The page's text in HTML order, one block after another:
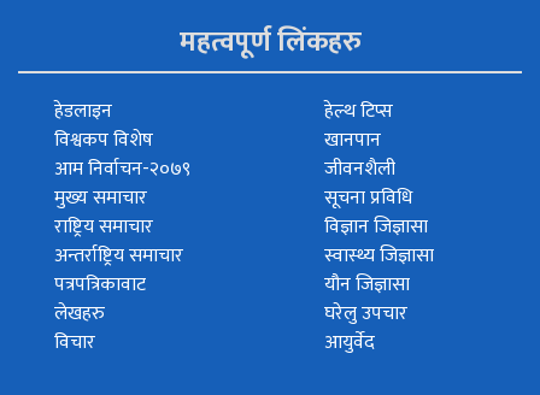
महत्वपूर्ण लिंकहरु
हेडलाइन
विश्वकप विशेष
आम निर्वाचन-२०७९
मुख्य समाचार
राष्ट्रिय समाचार
अन्तर्राष्ट्रिय समाचार
पत्रपत्रिकावाट
लेखहरु
विचार
हेल्थ टिप्स
खानपान
जीवनशैली
सूचना प्रविधि
विज्ञान जिज्ञासा
स्वास्थ्य जिज्ञासा
यौन जिज्ञासा
घरेलु उपचार
आयुर्वेद